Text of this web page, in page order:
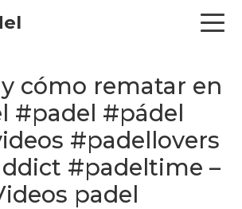
cómo rematar en
#padel #pádel
#padellovers
#padeltime –
padel